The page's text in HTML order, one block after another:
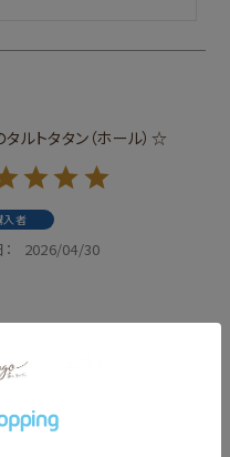
ルトタタン（ホール）☆
入者
2026/04/30
タルト生地もさくさくで